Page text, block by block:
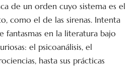
de un orden cuyo sistema es el
como el de las sirenas. Intenta
fantasmas en la literatura bajo
el psicoanálisis, el
hasta sus prácticas